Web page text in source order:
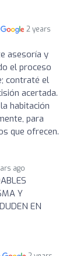
2 years
asesoría y
el proceso
contraté el
acertada.
habitación
para
que ofrecen.
ago
Y
EN